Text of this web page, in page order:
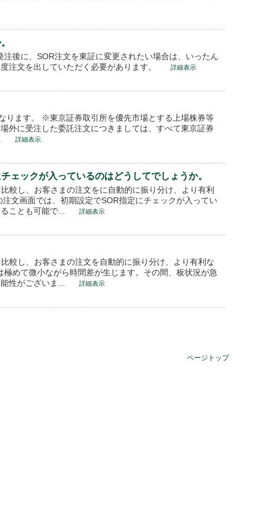
後に、SOR注文を東証に変更されたい場合は、いったん
注文を出していただく必要があります。
詳細表示
ります。 ※東京証券取引所を優先市場とする上場株券等
外に受注した委託注文につきましては、すべて東京証券
詳細表示
ェックが入っているのはどうしてでしょうか。
較し、お客さまの注文をに自動的に振り分け、より有利
文画面では、初期設定でSOR指定にチェックが入ってい
ことも可能で...
詳細表示
較し、お客さまの注文を自動的に振り分け、より有利な
めて微小ながら時間差が生じます。その間、板状況が急
性がございま...
詳細表示
ページトップ